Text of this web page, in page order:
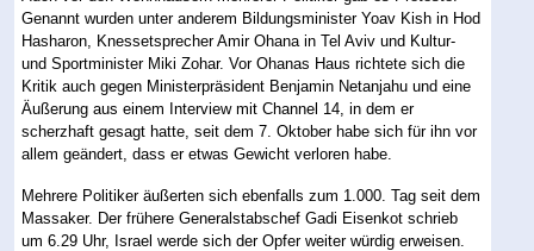
Genannt wurden unter anderem Bildungsminister Yoav Kish in Hod
Hasharon, Knessetsprecher Amir Ohana in Tel Aviv und Kultur-
und Sportminister Miki Zohar. Vor Ohanas Haus richtete sich die
Kritik auch gegen Ministerpräsident Benjamin Netanjahu und eine
Äußerung aus einem Interview mit Channel 14, in dem er
scherzhaft gesagt hatte, seit dem 7. Oktober habe sich für ihn vor
allem geändert, dass er etwas Gewicht verloren habe.
Mehrere Politiker äußerten sich ebenfalls zum 1.000. Tag seit dem
Massaker. Der frühere Generalstabschef Gadi Eisenkot schrieb
um 6.29 Uhr, Israel werde sich der Opfer weiter würdig erweisen.